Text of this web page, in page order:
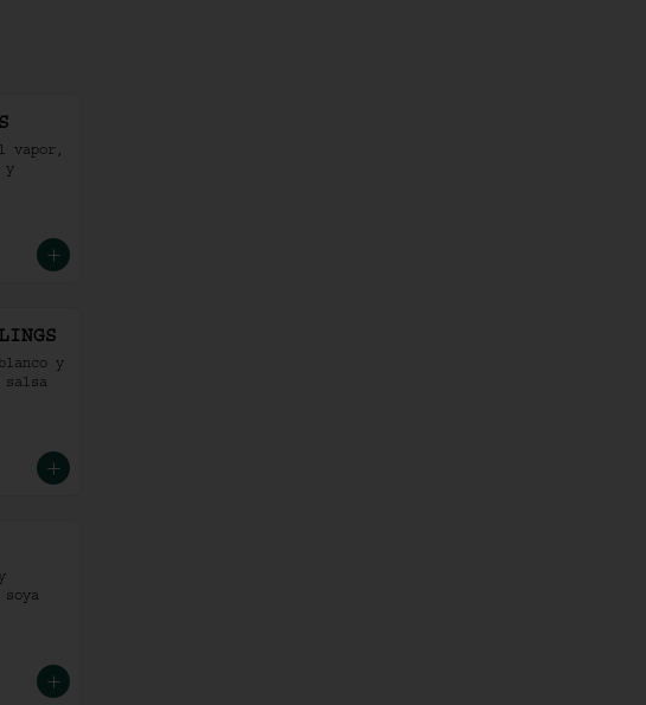
vapor,
y
y
salsa